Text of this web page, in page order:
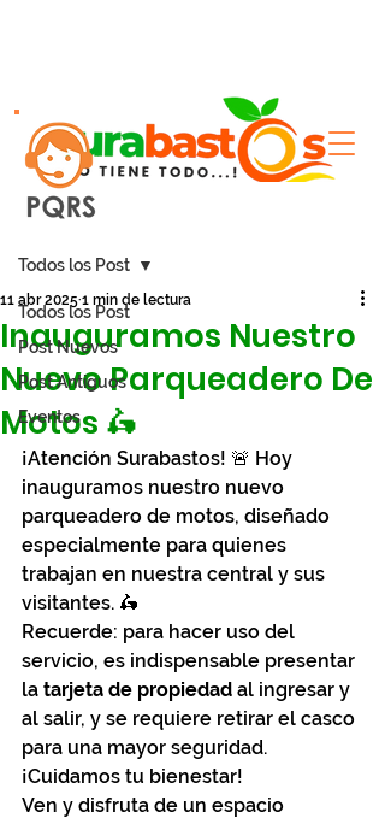
Entrada
Todos los Post
Post Nuevos
Post Antiguos
Eventos
Todos los Post
Inauguramos Nuestro
Nuevo Parqueadero De
Motos 🛵
11 abr 2025 1 min de lectura
¡Atención Surabastos! 🚨 Hoy
inauguramos nuestro nuevo
parqueadero de motos, diseñado
especialmente para quienes
trabajan en nuestra central y sus
visitantes. 🛵
Recuerde: para hacer uso del
servicio, es indispensable presentar
la tarjeta de propiedad al ingresar y
al salir, y se requiere retirar el casco
para una mayor seguridad.
¡Cuidamos tu bienestar!
Ven y disfruta de un espacio